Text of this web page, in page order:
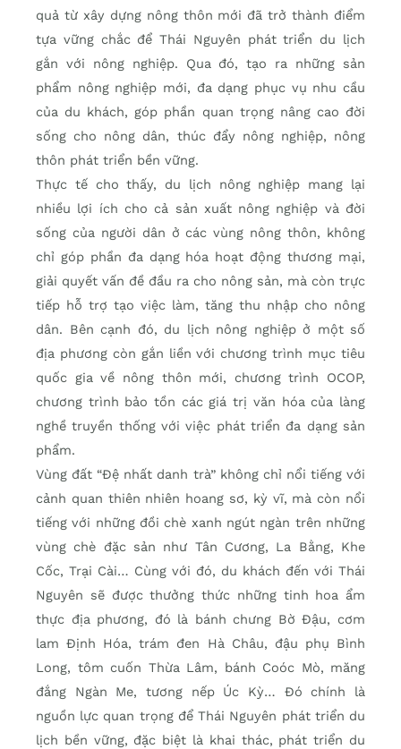
quả từ xây dựng nông thôn mới đã trở thành điểm
tựa vững chắc để Thái Nguyên phát triển du lịch
gắn với nông nghiệp. Qua đó, tạo ra những sản
phẩm nông nghiệp mới, đa dạng phục vụ nhu cầu
của du khách, góp phần quan trọng nâng cao đời
sống cho nông dân, thúc đẩy nông nghiệp, nông
thôn phát triển bền vững.
Thực tế cho thấy, du lịch nông nghiệp mang lại
nhiều lợi ích cho cả sản xuất nông nghiệp và đời
sống của người dân ở các vùng nông thôn, không
chỉ góp phần đa dạng hóa hoạt động thương mại,
giải quyết vấn đề đầu ra cho nông sản, mà còn trực
tiếp hỗ trợ tạo việc làm, tăng thu nhập cho nông
dân. Bên cạnh đó, du lịch nông nghiệp ở một số
địa phương còn gắn liền với chương trình mục tiêu
quốc gia về nông thôn mới, chương trình OCOP,
chương trình bảo tồn các giá trị văn hóa của làng
nghề truyền thống với việc phát triển đa dạng sản
phẩm.
Vùng đất “Đệ nhất danh trà” không chỉ nổi tiếng với
cảnh quan thiên nhiên hoang sơ, kỳ vĩ, mà còn nổi
tiếng với những đồi chè xanh ngút ngàn trên những
vùng chè đặc sản như Tân Cương, La Bằng, Khe
Cốc, Trại Cài… Cùng với đó, du khách đến với Thái
Nguyên sẽ được thưởng thức những tinh hoa ẩm
thực địa phương, đó là bánh chưng Bờ Đậu, cơm
lam Định Hóa, trám đen Hà Châu, đậu phụ Bình
Long, tôm cuốn Thừa Lâm, bánh Coóc Mò, măng
đắng Ngàn Me, tương nếp Úc Kỳ… Đó chính là
nguồn lực quan trọng để Thái Nguyên phát triển du
lịch bền vững, đặc biệt là khai thác, phát triển du